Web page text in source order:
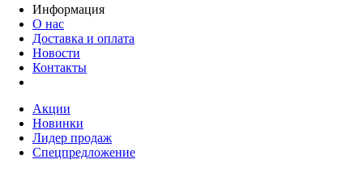
Информация
О нас
Доставка и оплата
Новости
Контакты
Акции
Новинки
Лидер продаж
Спецпредложение